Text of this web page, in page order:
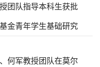
团队指导本科生获批
金青年学生基础研究
何军教授团队在莫尔